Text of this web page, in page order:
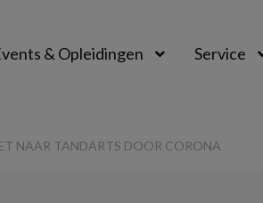
& Opleidingen Service
NAAR TANDARTS DOOR CORONA